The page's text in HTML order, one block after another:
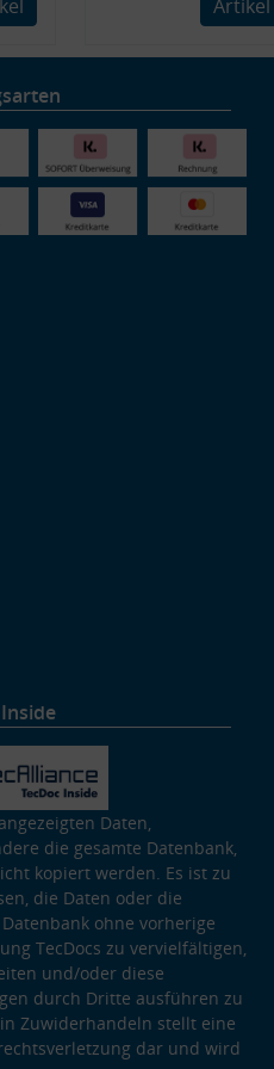
Artikel
Daten,
die gesamte Datenbank,
kopiert werden. Es ist zu
die Daten oder die
ohne vorherige
TecDocs zu vervielfältigen,
und/oder diese
durch Dritte ausführen zu
Zuwiderhandeln stellt eine
dar und wird